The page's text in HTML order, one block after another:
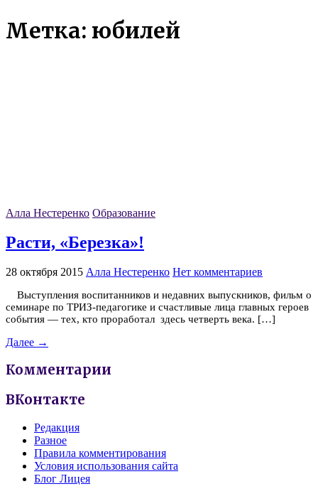
Метка: юбилей
Алла Нестеренко Образование
Расти, «Березка»!
28 октября 2015 Алла Нестеренко Нет комментариев
Выступления воспитанников и недавних выпускников, фильм о
семинаре по ТРИЗ-педагогике и счастливые лица главных героев
события — тех, кто проработал здесь четверть века. […]
Далее →
Комментарии
ВКонтакте
Редакция
Разное
Правила комментирования
Условия использования сайта
Блог Лицея